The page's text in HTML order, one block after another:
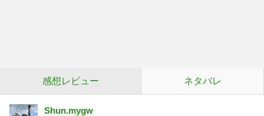
感想レビュー ネタバレ
Shun.mygw